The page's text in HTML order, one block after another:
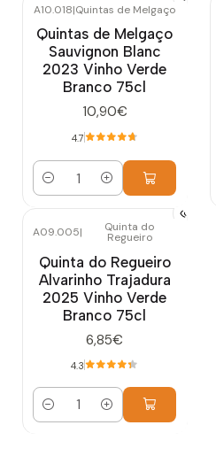
A10.018|Quintas de Melgaço
Quintas de Melgaço
Sauvignon Blanc
2023 Vinho Verde
Branco 75cl
10,90€
4.7
Quantidade
A09.005| Quinta do
Regueiro
Quinta do Regueiro
Alvarinho Trajadura
2025 Vinho Verde
Branco 75cl
6,85€
4.3
Quantidade